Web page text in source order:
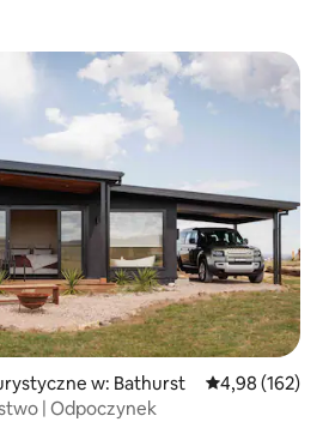
w: Bathurst Średnia
4,98 (162)
| Odpoczynek